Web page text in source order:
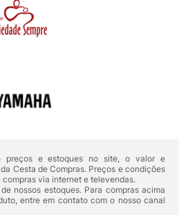
preços e estoques no site, o valor e
Cesta de Compras. Preços e condições
via internet e televendas.
nossos estoques. Para compras acima
entre em contato com o nosso canal